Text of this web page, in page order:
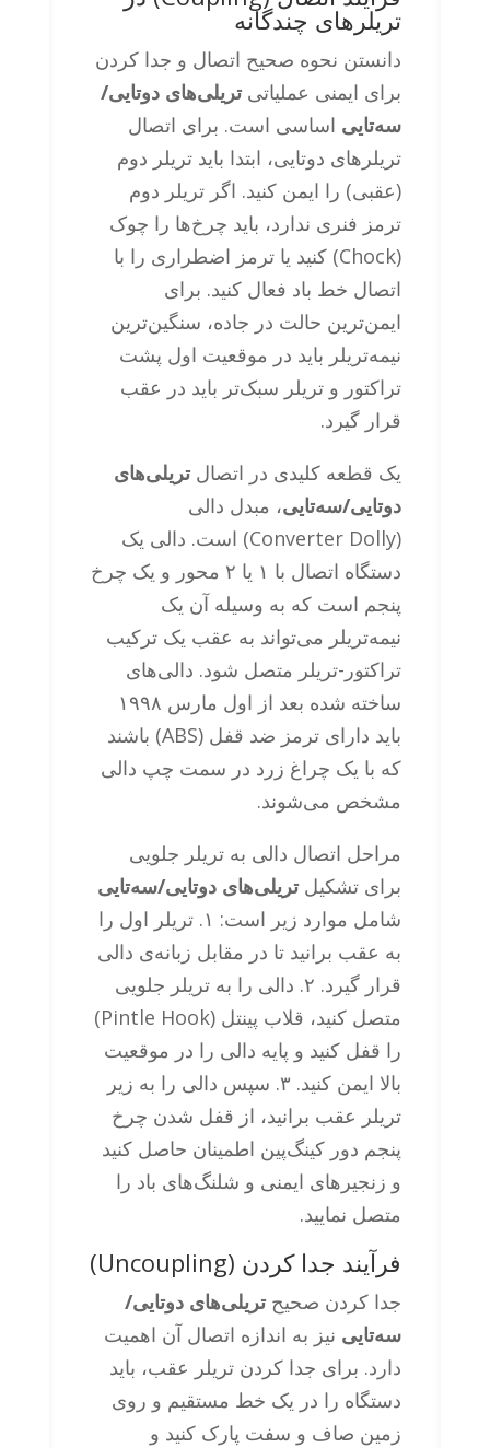
تریلرهای چندگانه
دانستن نحوه صحیح اتصال و جدا کردن
برای ایمنی عملیاتی تریلی‌های دوتایی/
سه‌تایی اساسی است. برای اتصال
تریلرهای دوتایی، ابتدا باید تریلر دوم
(عقبی) را ایمن کنید. اگر تریلر دوم
ترمز فنری ندارد، باید چرخ‌ها را چوک
(Chock) کنید یا ترمز اضطراری را با
اتصال خط باد فعال کنید. برای
ایمن‌ترین حالت در جاده، سنگین‌ترین
نیمه‌تریلر باید در موقعیت اول پشت
تراکتور و تریلر سبک‌تر باید در عقب
قرار گیرد.
یک قطعه کلیدی در اتصال تریلی‌های
دوتایی/سه‌تایی، مبدل دالی
(Converter Dolly) است. دالی یک
دستگاه اتصال با ۱ یا ۲ محور و یک چرخ
پنجم است که به وسیله آن یک
نیمه‌تریلر می‌تواند به عقب یک ترکیب
تراکتور-تریلر متصل شود. دالی‌های
ساخته شده بعد از اول مارس ۱۹۹۸
باید دارای ترمز ضد قفل (ABS) باشند
که با یک چراغ زرد در سمت چپ دالی
مشخص می‌شوند.
مراحل اتصال دالی به تریلر جلویی
برای تشکیل تریلی‌های دوتایی/سه‌تایی
شامل موارد زیر است: ۱. تریلر اول را
به عقب برانید تا در مقابل زبانه‌ی دالی
قرار گیرد. ۲. دالی را به تریلر جلویی
متصل کنید، قلاب پینتل (Pintle Hook)
را قفل کنید و پایه دالی را در موقعیت
بالا ایمن کنید. ۳. سپس دالی را به زیر
تریلر عقب برانید، از قفل شدن چرخ
پنجم دور کینگ‌پین اطمینان حاصل کنید
و زنجیرهای ایمنی و شلنگ‌های باد را
متصل نمایید.
فرآیند جدا کردن (Uncoupling)
جدا کردن صحیح تریلی‌های دوتایی/
سه‌تایی نیز به اندازه اتصال آن اهمیت
دارد. برای جدا کردن تریلر عقب، باید
دستگاه را در یک خط مستقیم و روی
زمین صاف و سفت پارک کنید و